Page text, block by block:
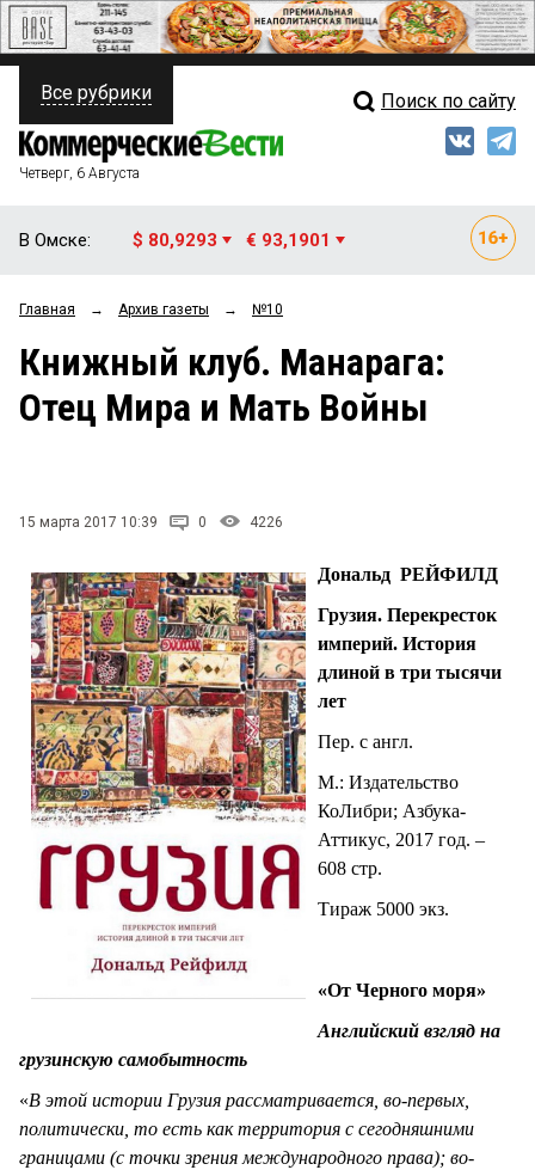
ПОЛИТИКА
ФИНАНСЫ
ОБЩЕСТВО
ЗАКОН
НОВОСТИ КОМПАНИЙ
СТИЛЬ ЖИЗНИ
Свежий выпуск
Рейтинги
Блоги
Все рубрики Поиск по сайту
Четверг, 6 Августа
В Омске: $ 80,9293 € 93,1901
Главная → Архив газеты → №10
Книжный клуб. Манарага:
Отец Мира и Мать Войны
15 марта 2017 10:39 0 4226
Дональд РЕЙФИЛД
Грузия. Перекресток
империй. История
длиной в три тысячи
лет
Пер. с англ.
М.: Издательство
КоЛибри; Азбука-
Аттикус, 2017 год. –
608 стр.
Тираж 5000 экз.
«От Черного моря»
Английский взгляд на
грузинскую самобытность
«В этой истории Грузия рассматривается, во-первых,
политически, то есть как территория с сегодняшними
границами (с точки зрения международного права); во-